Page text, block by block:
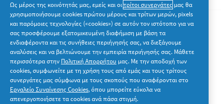
Ως μέρος της κοινότητάς μας, εμείς και οιτρίτοι συνεργάτες μας θα
χρησιμοποιήσουμε cookies πρώτου μέρους και τρίτων μερών, pixels
και παρόμοιες τεχνολογίες («cookies») σε αυτόν τον ιστότοπο για να
σας προσφέρουμε εξατομικευμένη διαφήμιση με βάση τα
ενδιαφέροντα και τις συνήθειες περιήγησής σας, να διεξάγουμε
αναλύσεις και να βελτιώνουμε την εμπειρία περιήγησής σας. Μάθετε
περισσότερα στην Πολιτική Απορρήτου μας. Με την αποδοχή των
cookies, συμφωνείτε με τη χρήση τους από εμάς και τους τρίτους
συνεργάτες μας σύμφωνα με τους σκοπούς που αναφέρονται στο
Εργαλείο Συναίνεσης Cookies, όπου μπορείτε εύκολα να
απενεργοποιήσετε τα cookies ανά πάσα στιγμή.